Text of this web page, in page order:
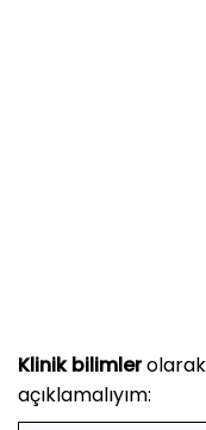
Klinik bilimler
açıklamalıyım: